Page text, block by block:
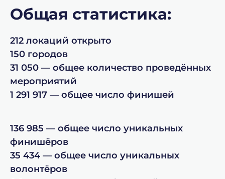
Общая статистика:
212 локаций открыто
150 городов
31 050 — общее количество проведённых
мероприятий
1 291 917 — общее число финишей
136 985 — общее число уникальных
финишёров
35 434 — общее число уникальных
волонтёров